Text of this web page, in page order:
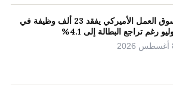
سوق العمل الأميركي يفقد 23 ألف وظيفة في
رغم تراجع البطالة إلى 4.1%